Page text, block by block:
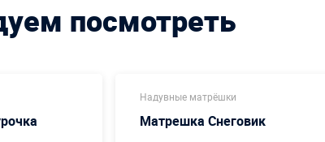
посмотреть
Надувные матрёшки
Матрешка Снеговик